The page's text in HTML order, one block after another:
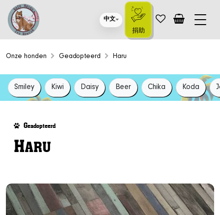
中文
捐助
Onze honden Geadopteerd Haru
Smiley Kiwi Daisy Beer Chika Koda
Geadopteerd
HARU